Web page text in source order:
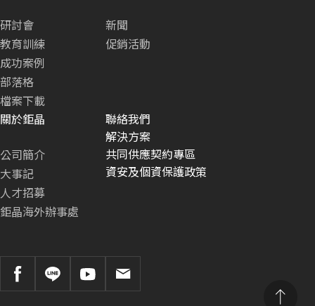
研討會
教育訓練
成功案例
部落格
檔案下載
新聞
促銷活動
關於鉅晶
公司簡介
大事記
人才招募
鉅晶海外辦事處
聯絡我們
解決方案
共同供應契約專區
資安及個資保護政策